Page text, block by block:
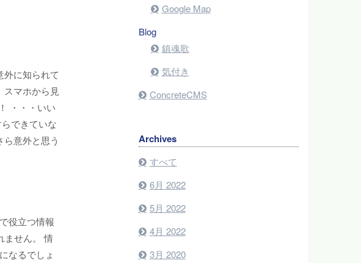
外に知られて
スマホから見
・・・いい
できていな
意外と思う
役立つ情報
ません。 情
なるでしょ
Google Map
Blog
鎮魂歌
気付き
ConcreteCMS
Archives
すべて
6月 2022
5月 2022
4月 2022
3月 2020